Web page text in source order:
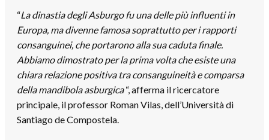
“La dinastia degli Asburgo fu una delle più influenti in
Europa, ma divenne famosa soprattutto per i rapporti
consanguinei, che portarono alla sua caduta finale.
Abbiamo dimostrato per la prima volta che esiste una
chiara relazione positiva tra consanguineità e comparsa
della mandibola asburgica“, afferma il ricercatore
principale, il professor Roman Vilas, dell’Università di
Santiago de Compostela.